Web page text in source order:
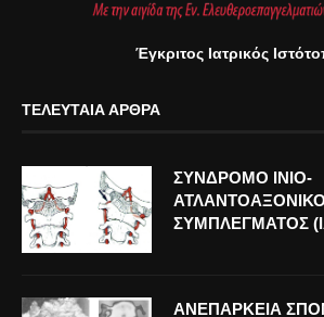
Έγκριτος Ιατρικός
ΤΕΛΕΥΤΑΊΑ ΆΡΘΡΑ
ΣΥΝΔΡΟΜΟ ΙΝΙΟ-
ΣΥΜΠΛΕΓΜΑΤΟΣ
ΑΝΕΠΑΡΚΕΙΑ